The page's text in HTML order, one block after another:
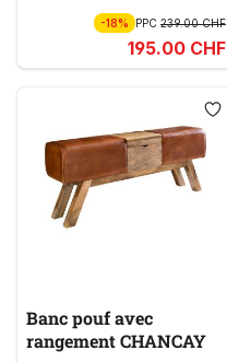
-18% PPC 239.00 CHF
195.00 CHF
Banc pouf avec
rangement CHANCAY